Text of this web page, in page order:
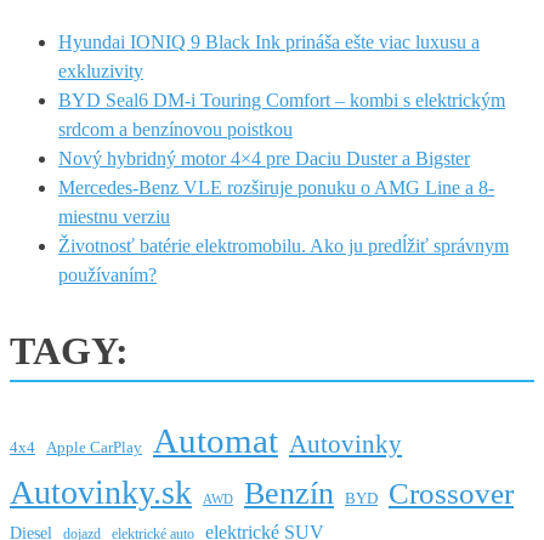
Hyundai IONIQ 9 Black Ink prináša ešte viac luxusu a
exkluzivity
BYD Seal6 DM-i Touring Comfort – kombi s elektrickým
srdcom a benzínovou poistkou
Nový hybridný motor 4×4 pre Daciu Duster a Bigster
Mercedes-Benz VLE rozširuje ponuku o AMG Line a 8-
miestnu verziu
Životnosť batérie elektromobilu. Ako ju predĺžiť správnym
používaním?
TAGY:
4x4 Apple CarPlay Automat Autovinky
Autovinky.sk AWD Benzín BYD Crossover
Diesel dojazd elektrické auto elektrické SUV